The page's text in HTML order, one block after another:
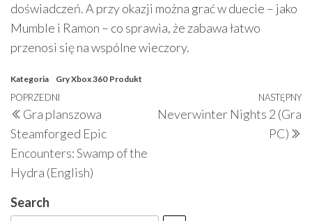
doświadczeń. A przy okazji można grać w duecie – jako
Mumble i Ramon – co sprawia, że zabawa łatwo
przenosi się na wspólne wieczory.
Kategoria Gry Xbox 360 Produkt
Nawigacja
wpisu
Poprzedni
wpis
POPRZEDNI
Gra planszowa
Steamforged Epic
Encounters: Swamp of the
Hydra (English)
NASTĘPNY
Neverwinter Nights 2 (Gra
PC)
Search